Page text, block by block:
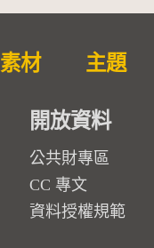
素材 主題
開放資料
公共財專區
CC 專文
資料授權規範